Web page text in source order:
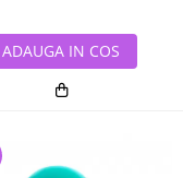
ADAUGA IN COS